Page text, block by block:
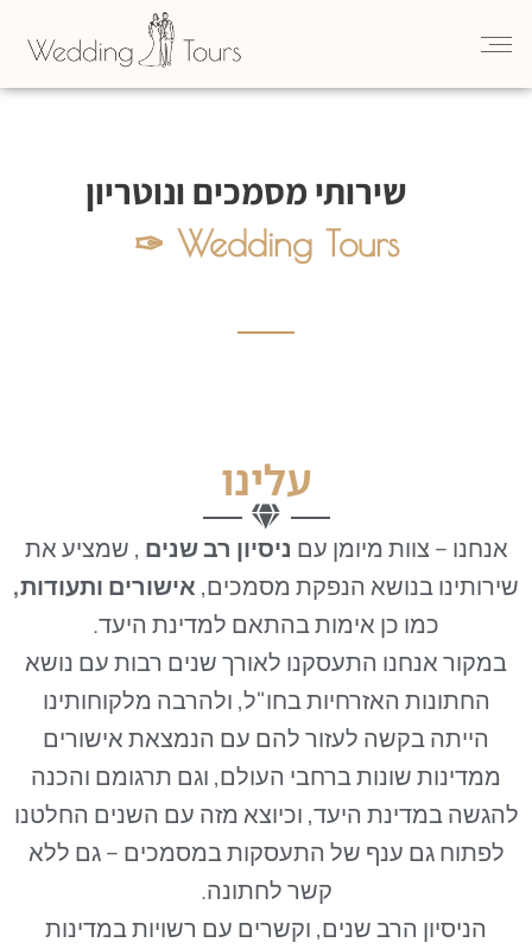
שירותי מסמכים ונוטריון
Wedding Tours ✑
עלינו
אנחנו – צוות מיומן עם ניסיון רב שנים , שמציע את
שירותינו בנושא הנפקת מסמכים, אישורים ותעודות,
כמו כן אימות בהתאם למדינת היעד.
במקור אנחנו התעסקנו לאורך שנים רבות עם נושא
החתונות האזרחיות בחו"ל, ולהרבה מלקוחותינו
הייתה בקשה לעזור להם עם הנמצאת אישורים
ממדינות שונות ברחבי העולם, וגם תרגומם והכנה
להגשה במדינת היעד, וכיוצא מזה עם השנים החלטנו
לפתוח גם ענף של התעסקות במסמכים – גם ללא
קשר לחתונה.
הניסיון הרב שנים, וקשרים עם רשויות במדינות